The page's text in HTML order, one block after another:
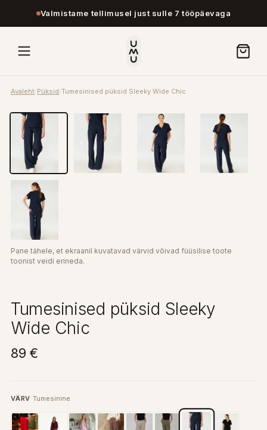
Valmistame tellimusel just sulle 7 tööpäevaga
Avaleht/Püksid/Tumesinised püksid Sleeky Wide Chic
Pane tähele, et ekraanil kuvatavad värvid võivad füüsilise toote
toonist veidi erineda.
Tumesinised püksid Sleeky
Wide Chic
89 €
VÄRV Tumesinine